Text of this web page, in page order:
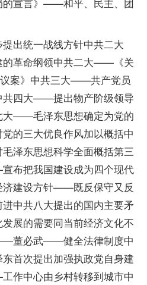
统一战线方针中共二大
革命纲领中共二大——《关
议案》中共三大——共产党员
共四大——提出物产阶级领导
大——毛泽东思想确定为党的
的三大优良作风加以概括中
东思想科学全面概括第三
布把我国建设成为四个现代
济建设方针——既反保守又反
中共八大提出的国内主要矛
展的需要同当前经济文化不
董必武——健全法律制度中
首次提出加强执政党自身建
作中心由乡村转移到城市中